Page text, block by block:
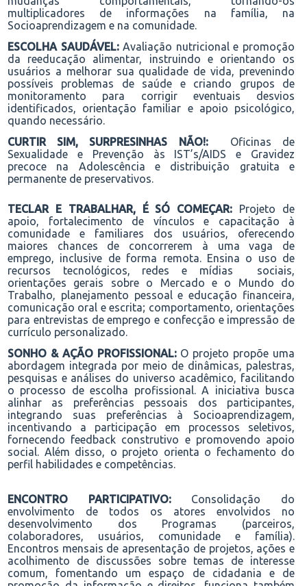
multiplicadores de informações na família, na
Socioaprendizagem e na comunidade.
ESCOLHA SAUDÁVEL:Avaliação nutricionale promoção
d a reeducação alimentar, instruindo e orientando os
usuários a melhorar sua qualidade de vida, prevenindo
possíveis problemas de saúde e criando grupos de
monitoramento para corrigir eventuais desvios
identificados, orientação familiar e apoio psicológico,
quando necessário.
CURTIR SIM, SURPRESINHAS NÃO!:
Oficinas de
Sexualidade e Prevenção às IST’s/AIDS e Gravidez
precoce na Adolescência e distribuição gratuita e
permanente de preservativos.
TECLAR E TRABALHAR, É SÓ COMEÇAR: Projeto de
apoio, fortalecimento de vínculos e capacitação à
comunidade e familiares dos usuários, oferecendo
maiores chances de concorrerem à uma vaga de
emprego, inclusive de forma remota. Ensina o uso de
recursos tecnológicos, redes e mídias sociais,
orientações gerais sobre o Mercado e o Mundo do
Trabalho, planejamento pessoal e educação financeira,
comunicação oral e escrita; comportamento, orientações
para entrevistas de emprego e confecção e impressão de
currículo personalizado.
SONHO & AÇÃO PROFISSIONAL: O projeto propõe uma
abordagem integrada por meio de dinâmicas, palestras,
pesquisas e análises do universo acadêmico, facilitando
o processo de escolha profissional. A iniciativa busca
alinhar as preferências pessoais dos participantes,
integrando suas preferências à Socioaprendizagem,
incentivando a participação em processos seletivos,
fornecendo feedback construtivo e promovendo apoio
social. Além disso, o projeto orienta o fechamento do
perfil habilidades e competências.
ENCONTRO PARTICIPATIVO: Consolidação do
envolvimento de todos os atores envolvidos no
desenvolvimento dos Programas (parceiros,
colaboradores, usuários, comunidade e família).
Encontros mensais de apresentação de projetos, ações e
acolhimento de discussões sobre temas de interesse
comum, fomentando um espaço de cidadania e de